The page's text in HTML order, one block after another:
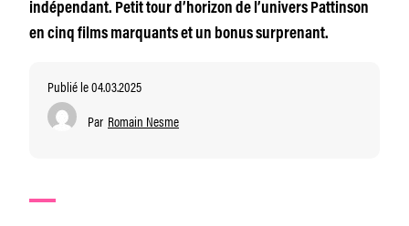
indépendant. Petit tour d’horizon de l’univers Pattinson
en cinq films marquants et un bonus surprenant.
Publié le 04.03.2025
Par Romain Nesme